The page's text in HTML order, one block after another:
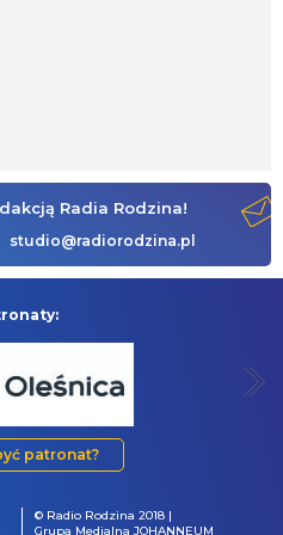
Radia Rodzina!
studio@radiorodzina.pl
patronat?
© Radio Rodzina 2018 |
Grupa Medialna JOHANNEUM